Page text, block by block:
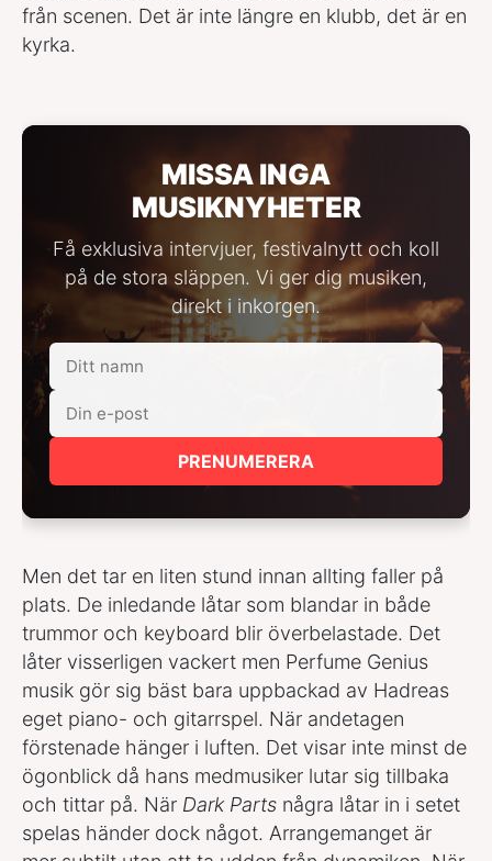
från scenen. Det är inte längre en klubb, det är en
kyrka.
MISSA INGA
MUSIKNYHETER
Få exklusiva intervjuer, festivalnytt och koll
på de stora släppen. Vi ger dig musiken,
direkt i inkorgen.
PRENUMERERA
Men det tar en liten stund innan allting faller på
plats. De inledande låtar som blandar in både
trummor och keyboard blir överbelastade. Det
låter visserligen vackert men Perfume Genius
musik gör sig bäst bara uppbackad av Hadreas
eget piano- och gitarrspel. När andetagen
förstenade hänger i luften. Det visar inte minst de
ögonblick då hans medmusiker lutar sig tillbaka
och tittar på. När Dark Parts några låtar in i setet
spelas händer dock något. Arrangemanget är